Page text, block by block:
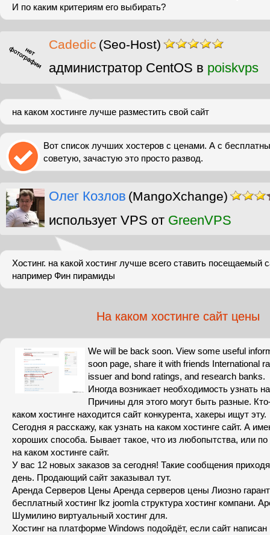
И по каким критериям его выбирать?
Cadedic (Seo-Host)
администратор CentOS в poiskvps
на каком хостинге лучше разместить свой сайт
Вот список лучших хостеров с ценами. А с
советую, зачастую это просто развод.
Олег Козлов (MangoXchange)
использует VPS от GreenVPS
Хостинг. на какой хостинг лучше всего ставить посещаемый
например Фин пирамиды
На каком хостинге сайт цены
We will be back soon. View some useful
soon page, share it with friends International
issuer and bond ratings, and research banks.
Иногда возникает необходимость узнать
Причины для этого могут быть разные.
каком хостинге находится сайт конкурента, хакеры ищут эту.
Сегодня я расскажу, как узнать на каком хостинге сайт. А
хороших способа. Бывает такое, что из любопытства, или
на каком хостинге сайт.
У вас 12 новых заказов за сегодня! Такие сообщения
день. Продающий сайт заказывал тут.
Аренда Серверов Цены Аренда серверов цены Лиозно гарант
бесплатный хостинг lkz joomla структура хостинг компани.
Шумилино виртуальный хостинг для.
Хостинг на платформе Windows подойдёт, если сайт